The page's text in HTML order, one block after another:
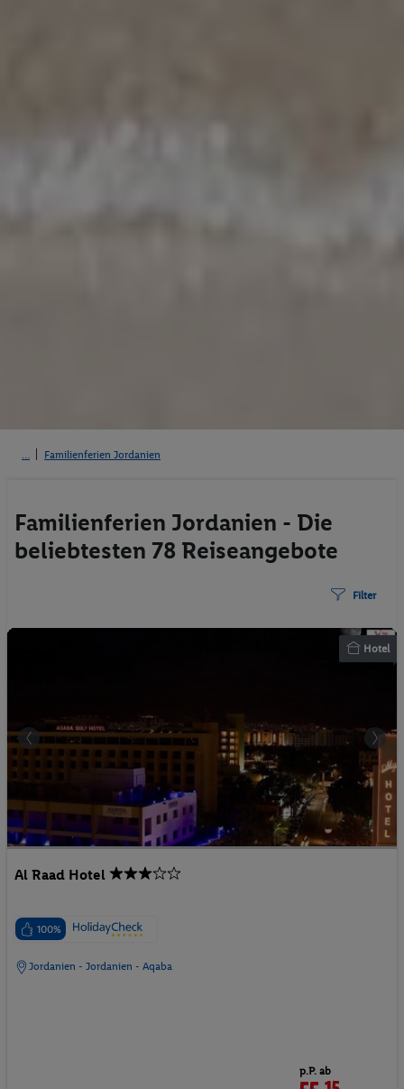
Familienferien Jordanien
Familienferien Jordanien - Die
beliebtesten 78 Reiseangebote
Filter
Hotel
Al Raad Hotel
100%
Jordanien - Jordanien - Aqaba
p.P. ab